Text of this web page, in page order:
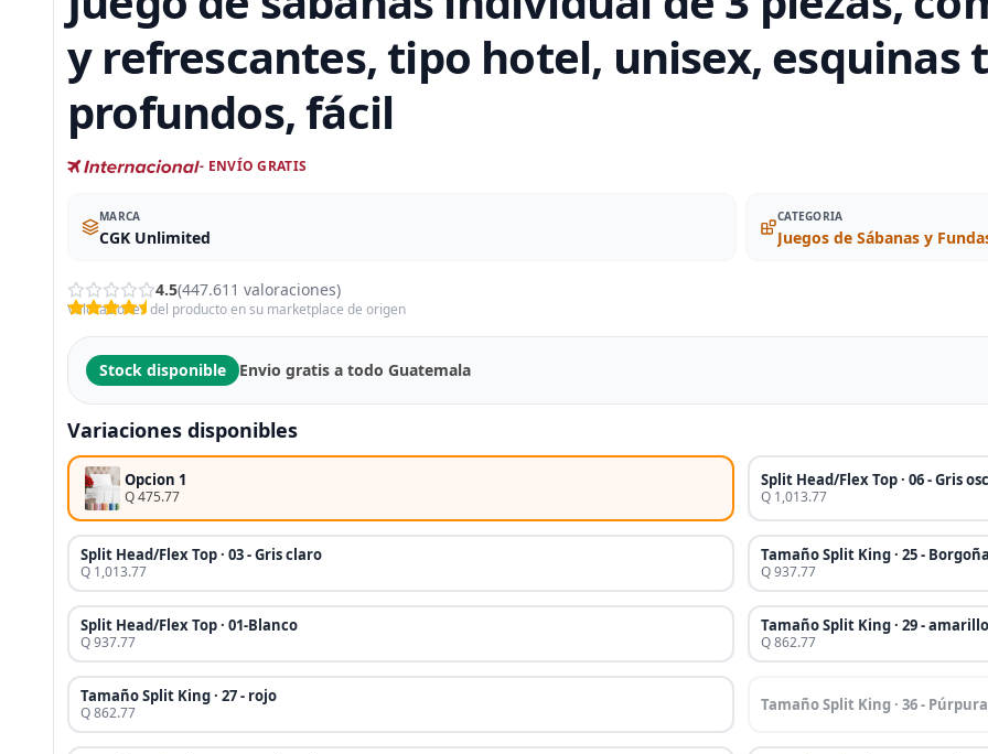
y refrescantes, tipo hotel, unisex, esquinas
profundos, fácil
- ENVÍO GRATIS
MARCA
CGK Unlimited
CATEGORIA
Juegos de Sábanas y
4.5(447.611 valoraciones)
Valoraciones del producto en su marketplace de origen
Stock disponible Envio gratis a todo Guatemala
Variaciones disponibles
Opcion 1
Q 475.77
Split Head/Flex Top · 06 - Gris
Q 1,013.77
Split Head/Flex Top · 03 - Gris claro
Q 1,013.77
Tamaño Split King · 25 - Borgoña
Q 937.77
Split Head/Flex Top · 01-Blanco
Q 937.77
Tamaño Split King · 29 - amarillo
Q 862.77
Tamaño Split King · 27 - rojo
Q 862.77 Tamaño Split King · 36 - Púrpura